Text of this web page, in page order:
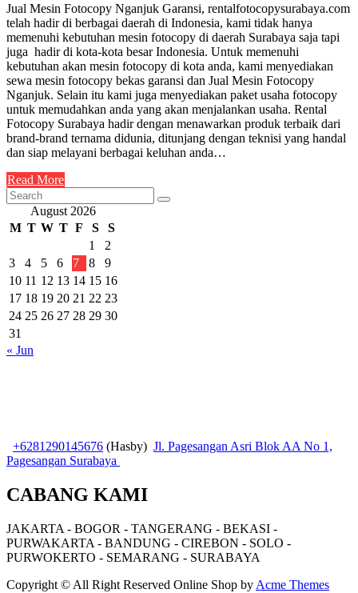
Jual Mesin Fotocopy Nganjuk Garansi, rentalfotocopysurabaya.com
telah hadir di berbagai daerah di Indonesia, kami tidak hanya
memenuhi kebutuhan mesin fotocopy di daerah Surabaya saja tapi
juga hadir di kota-kota besar Indonesia. Untuk memenuhi
kebutuhan akan mesin fotocopy di kota anda, kami menyediakan
sewa mesin fotocopy bekas garansi dan Jual Mesin Fotocopy
Nganjuk. Selain itu kami juga menyediakan paket usaha fotocopy
untuk memudahkan anda yang akan menjalankan usaha. Rental
Fotocopy Surabaya hadir dengan menawarkan produk terbaik dari
brand-brand ternama didunia, ditunjang dengan teknisi yang handal
dan siap melayani berbagai keluhan anda…
Read More
August 2026
M T W T F S
S
1
2
3
4 5 6 7 8
9
10 11 12 13 14 15 16
17 18 19 20 21 22 23
24 25 26 27 28 29 30
31
« Jun
+6281290145676 (Hasby) Jl. Pagesangan Asri Blok AA No 1,
Pagesangan Surabaya
CABANG KAMI
JAKARTA - BOGOR - TANGERANG - BEKASI -
PURWAKARTA - BANDUNG - CIREBON - SOLO -
PURWOKERTO - SEMARANG - SURABAYA
Copyright © All Right Reserved Online Shop by Acme Themes